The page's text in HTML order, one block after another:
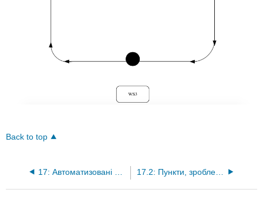
Back to top
17.2: Пункти, зроблені в тематичному дослідженні